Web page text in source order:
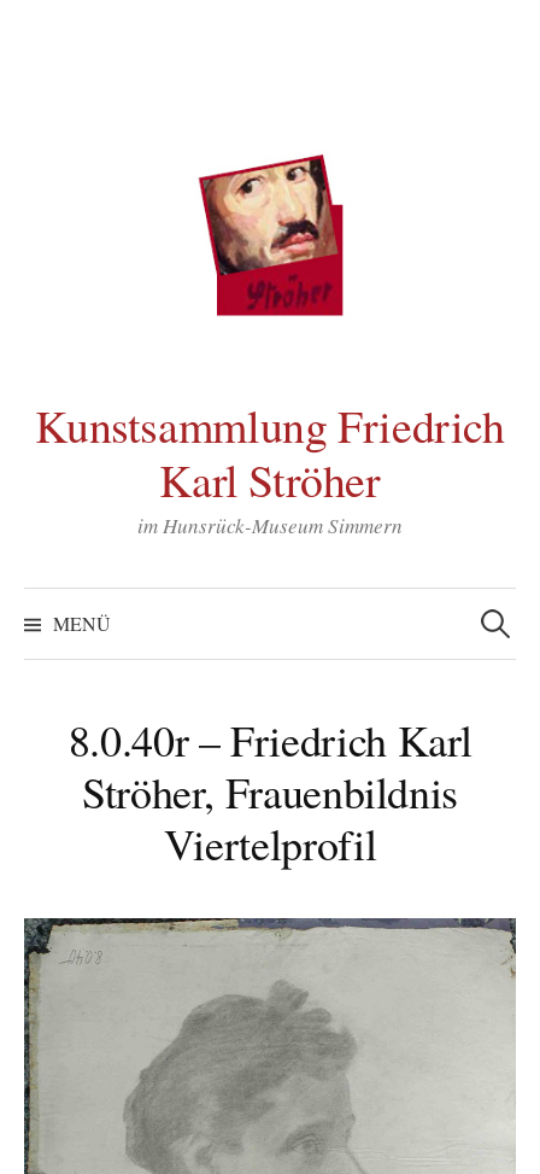
Kunstsammlung Friedrich
Karl Ströher
im Hunsrück-Museum Simmern
MENÜ
Suchen
nach:
8.0.40r – Friedrich Karl
Ströher, Frauenbildnis
Viertelprofil